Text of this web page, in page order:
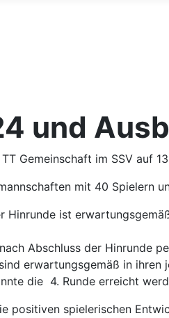
und
Gemeinschaft im SSV auf
mit 40 Spielern
Hinrunde ist
Abschluss der Hinrunde
erwartungsgemäß in
die 4. Runde erreicht
positiven spielerischen